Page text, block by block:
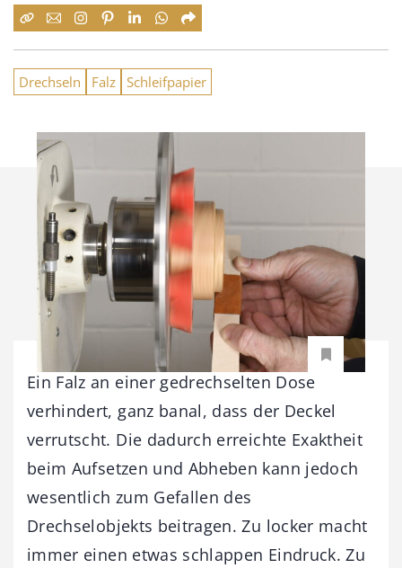
Drechseln Falz Schleifpapier
Ein Falz an einer gedrechselten Dose
verhindert, ganz banal, dass der Deckel
verrutscht. Die dadurch erreichte Exaktheit
beim Aufsetzen und Abheben kann jedoch
wesentlich zum Gefallen des
Drechselobjekts beitragen. Zu locker macht
immer einen etwas schlappen Eindruck. Zu